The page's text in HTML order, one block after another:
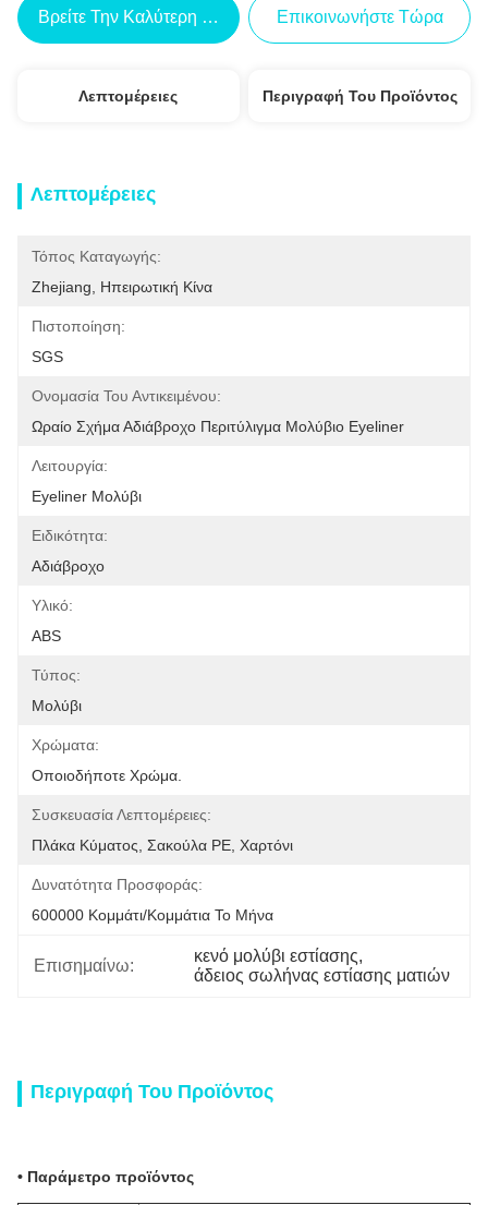
Βρείτε Την Καλύτερη Τιμή Επικοινωνήστε Τώρα
Λεπτομέρειες Περιγραφή Του Προϊόντος
Λεπτομέρειες
Τόπος Καταγωγής:
Zhejiang, Ηπειρωτική Κίνα
Πιστοποίηση:
SGS
Ονομασία Του Αντικειμένου:
Ωραίο Σχήμα Αδιάβροχο Περιτύλιγμα Μολύβιο Eyeliner
Λειτουργία:
Eyeliner Μολύβι
Ειδικότητα:
Αδιάβροχο
Υλικό:
ABS
Τύπος:
Μολύβι
Χρώματα:
Οποιοδήποτε Χρώμα.
Συσκευασία Λεπτομέρειες:
Πλάκα Κύματος, Σακούλα PE, Χαρτόνι
Δυνατότητα Προσφοράς:
600000 Κομμάτι/κομμάτια Το Μήνα
Επισημαίνω:
κενό μολύβι εστίασης,
άδειος σωλήνας εστίασης ματιών
Περιγραφή Του Προϊόντος
• Παράμετρο προϊόντος